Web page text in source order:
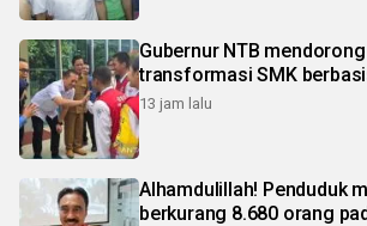
Gubernur NTB
transformasi SMK
13 jam lalu
Alhamdulillah! Penduduk
berkurang 8.680 orang